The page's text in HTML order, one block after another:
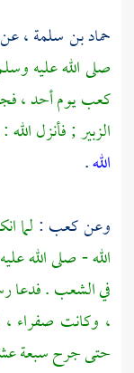
حماد بن سلمة،
صلى الله عليه
كعبيومأحد،
الزبير; فأنزل الله :
الله.
وعنكعب : لما
الله - صلى الله
في الشعب . فدعا
، وكانت صفراء ،
حتى جرح سبعة